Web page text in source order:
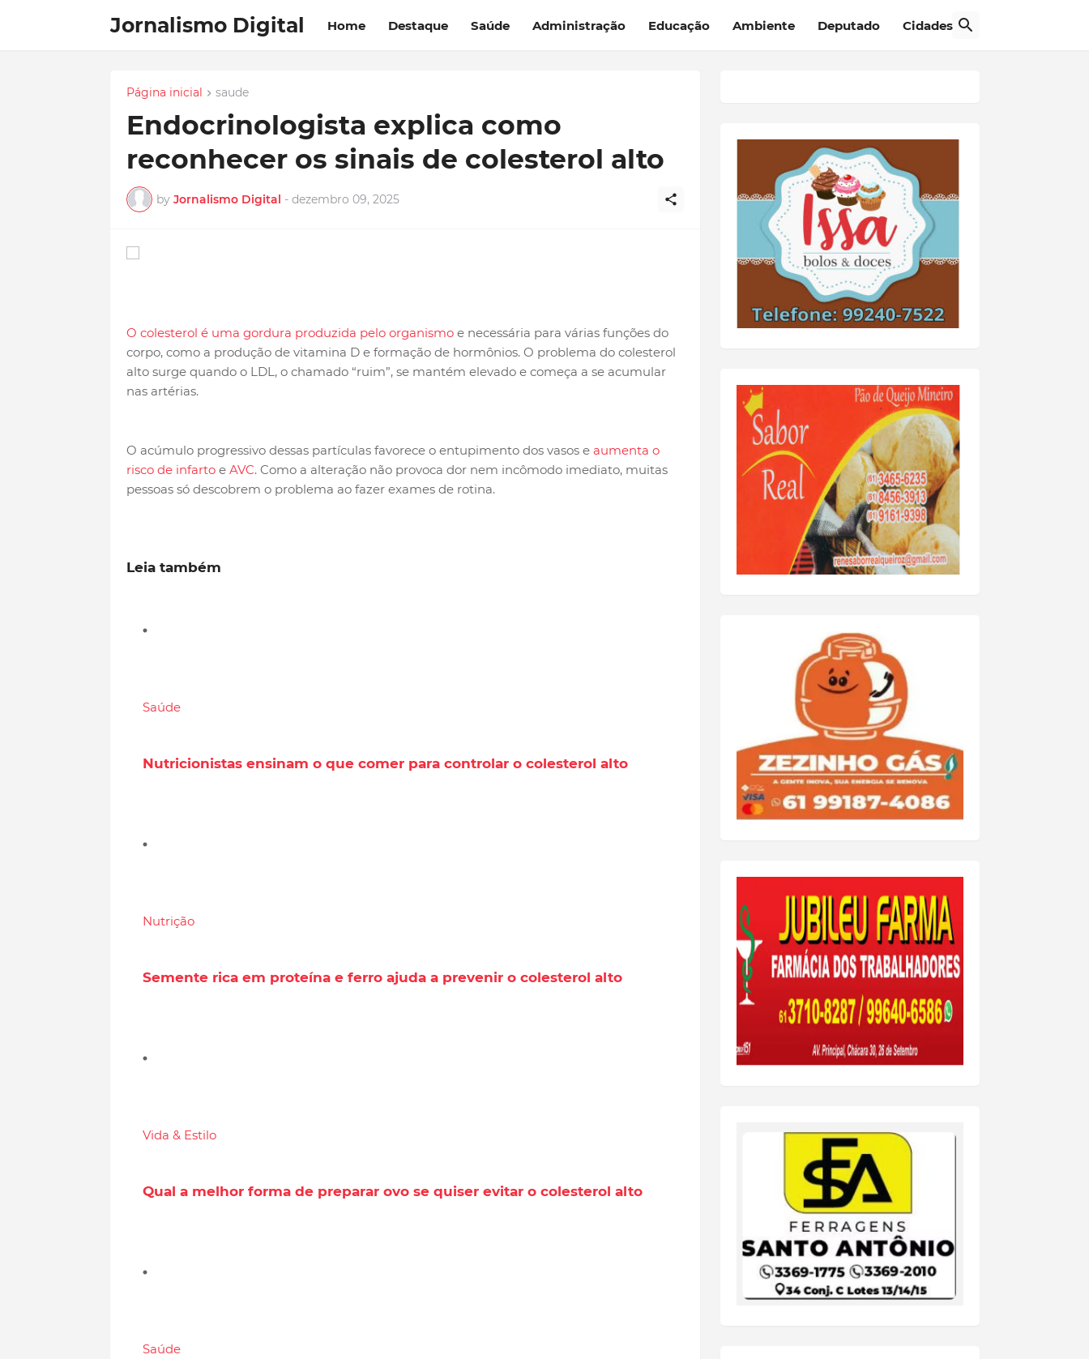
Jornalismo Digital Home Destaque Saúde Administração Educação Ambiente Deputado Cidades
Página inicial saude
Endocrinologista explica como
reconhecer os sinais de colesterol alto
by Jornalismo Digital - dezembro 09, 2025
O colesterol é uma gordura produzida pelo organismoe necessária para várias funções do
corpo, como a produção de vitamina D e formação de hormônios. O problema do colesterol
alto surge quando o LDL, o chamado “ruim”, se mantém elevado e começa a se acumular
nas artérias.
O acúmulo progressivo dessas partículas favorece o entupimento dos vasos e aumenta o
risco de infartoe AVC. Como a alteração não provoca dor nem incômodo imediato, muitas
pessoas só descobrem o problema ao fazer exames de rotina.
Leia também
Saúde
Nutricionistas ensinam o que comer para controlar o colesterol alto
Nutrição
Semente rica em proteína e ferro ajuda a prevenir o colesterol alto
Vida & Estilo
Qual a melhor forma de preparar ovo se quiser evitar o colesterol alto
Saúde